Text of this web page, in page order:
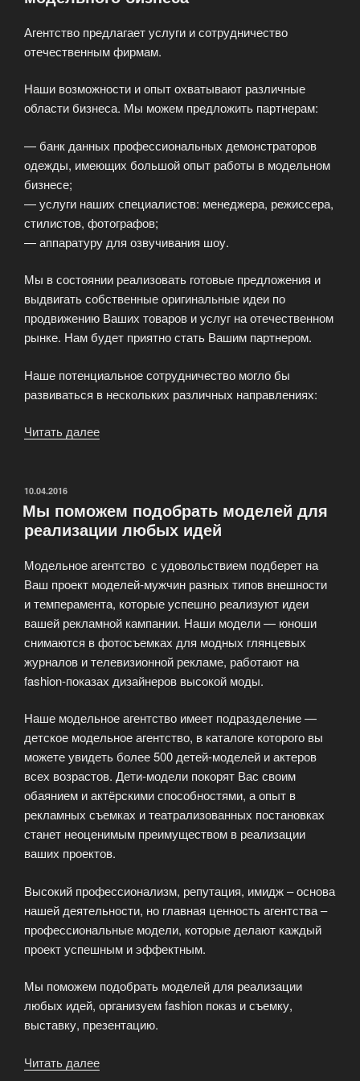
Агентство предлагает услуги и сотрудничество
отечественным фирмам.
Наши возможности и опыт охватывают различные
области бизнеса. Мы можем предложить партнерам:
— банк данных профессиональных демонстраторов
одежды, имеющих большой опыт работы в модельном
бизнесе;
— услуги наших специалистов: менеджера, режиссера,
стилистов, фотографов;
— аппаратуру для озвучивания шоу.
Мы в состоянии реализовать готовые предложения и
выдвигать собственные оригинальные идеи по
продвижению Ваших товаров и услуг на отечественном
рынке. Нам будет приятно стать Вашим партнером.
Наше потенциальное сотрудничество могло бы
развиваться в нескольких различных направлениях:
Читать далее
бизнеса»
ОПУБЛИКОВАНО
10.04.2016
Мы поможем подобрать моделей для
реализации любых идей
Модельное агентство с удовольствием подберет на
Ваш проект моделей-мужчин разных типов внешности
и темперамента, которые успешно реализуют идеи
вашей рекламной кампании. Наши модели — юноши
снимаются в фотосъемках для модных глянцевых
журналов и телевизионной рекламе, работают на
fashion-показах дизайнеров высокой моды.
Наше модельное агентство имеет подразделение —
детское модельное агентство, в каталоге которого вы
можете увидеть более 500 детей-моделей и актеров
всех возрастов. Дети-модели покорят Вас своим
обаянием и актёрскими способностями, а опыт в
рекламных съемках и театрализованных постановках
станет неоценимым преимуществом в реализации
ваших проектов.
Высокий профессионализм, репутация, имидж – основа
нашей деятельности, но главная ценность агентства –
профессиональные модели, которые делают каждый
проект успешным и эффектным.
Мы поможем подобрать моделей для реализации
любых идей, организуем fashion показ и съемку,
выставку, презентацию.
Читать далее